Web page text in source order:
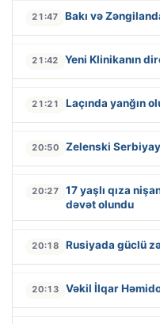
21:47 Bakı və
21:42 Yeni Klinikanın
21:21 Laçında yanğın
20:50 Zelenski
20:27
17 yaşlı qıza
dəvət olundu
20:18 Rusiyada güclü
20:13 Vəkil İlqar